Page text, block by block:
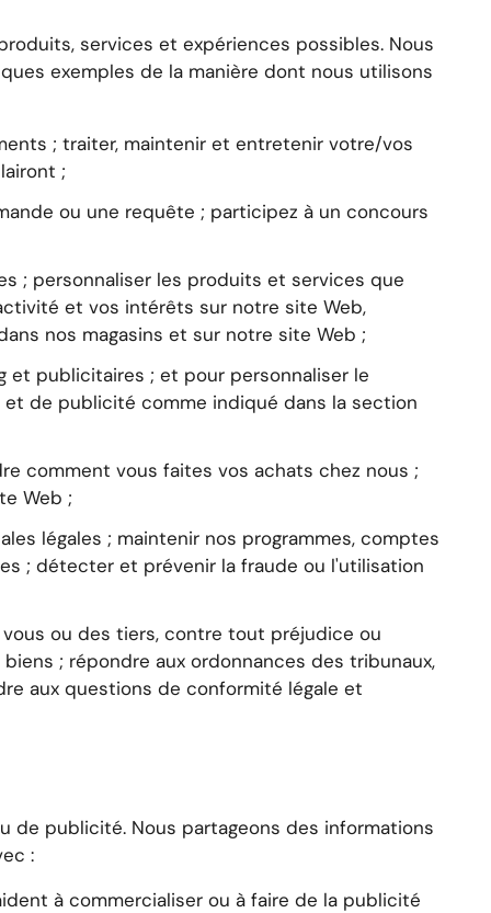
services et expériences possibles. Nous
exemples de la manière dont nous utilisons
; traiter, maintenir et entretenir votre/vos
;
ou une requête ; participez à un concours
; personnaliser les produits et services que
et vos intérêts sur notre site Web,
nos magasins et sur notre site Web ;
et publicitaires ; et pour personnaliser le
de publicité comme indiqué dans la section
comment vous faites vos achats chez nous ;
Web ;
légales ; maintenir nos programmes, comptes
; détecter et prévenir la fraude ou l'utilisation
ou des tiers, contre tout préjudice ou
; répondre aux ordonnances des tribunaux,
aux questions de conformité légale et
de publicité. Nous partageons des informations
:
à commercialiser ou à faire de la publicité